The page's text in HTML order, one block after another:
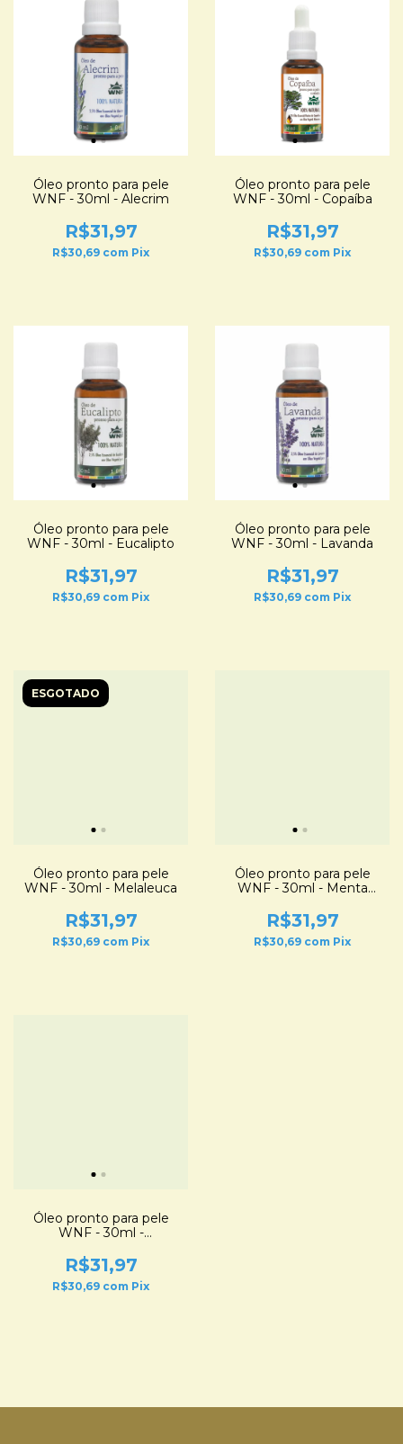
Óleo pronto para pele
WNF - 30ml - Alecrim
R$31,97
R$30,69 com Pix
Óleo pronto para pele
WNF - 30ml - Copaíba
R$31,97
R$30,69 com Pix
Óleo pronto para pele
WNF - 30ml - Eucalipto
R$31,97
R$30,69 com Pix
Óleo pronto para pele
WNF - 30ml - Lavanda
R$31,97
R$30,69 com Pix
ESGOTADO
Óleo pronto para pele
WNF - 30ml - Melaleuca
R$31,97
R$30,69 com Pix
Óleo pronto para pele
WNF - 30ml - Menta
R$31,97
R$30,69 com Pix
Óleo pronto para pele
WNF - 30ml -
R$31,97
R$30,69 com Pix